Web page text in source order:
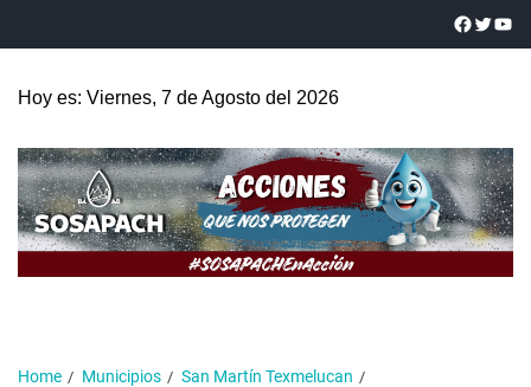
Hoy es: Viernes, 7 de Agosto del 2026
Home Municipios
San Martín Texmelucan